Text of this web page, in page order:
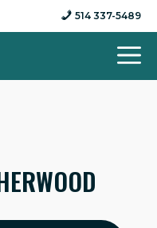
514 337-5489